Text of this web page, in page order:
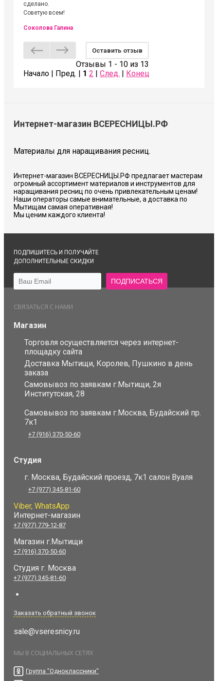
сделано.
Советую всем!
Соколова Галина
Оставить отзыв
Отзывы 1 - 10 из 13
Начало | Пред. | 1 2 След. Конец
Интернет-магазин ВСЕРЕСНИЦЫ.РФ
Материалы для наращивания ресниц.
Интернет-магазин ВСЕРЕСНИЦЫ.РФ предлагает мастерам
огромный ассортимент материалов и инструментов для
наращивания ресниц по очень привлекательным ценам!
Наши операторы самые внимательные, а доставка по
Мытищам самая оперативная!
Мы ценим каждого клиента!
ПОДПИШИТЕСЬ И ПОЛУЧАЙТЕ
ДОПОЛНИТЕЛЬНЫЕ СКИДКИ
СВЯЗАТЬСЯ С НАМИ
Магазин
Торговля осуществляется через интернет-
площадку сайта
Доставка Мытищи, Королев, Пушкино в день
заказа
Самовывоз по заявкам г.Мытищи, 2я
Институтская, 28
Самовывоз по заявкам г.Москва, Будайский пр.
7к1
+7 (916) 370-50-60
Студия
г. Москва, Будайский проезд, 7к1 салон Вуаля
+7 (977) 345-81-60
Viber, WhatsApp
Интернет-магазин
+7 (977) 779-12-87
Магазин г.Мытищи
+7 (916) 370-50-60
Студия г. Москва
+7 (977) 345-81-60
Заказать обратный звонок
sale@vseresnicy.ru
МЫ В СОЦИАЛЬНЫХ СЕТЯХ
Группа "Одноклассники"